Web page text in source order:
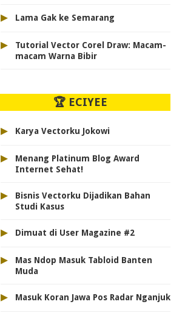
▸ Lama Gak ke Semarang
▸
Tutorial Vector Corel Draw: Macam-
macam Warna Bibir
🏆 ECIYEE
▸ Karya Vectorku Jokowi
▸
Menang Platinum Blog Award
Internet Sehat!
▸
Bisnis Vectorku Dijadikan Bahan
Studi Kasus
▸ Dimuat di User Magazine #2
▸
Mas Ndop Masuk Tabloid Banten
Muda
▸ Masuk Koran Jawa Pos Radar Nganjuk